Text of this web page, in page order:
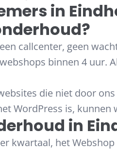
in
callcenter, geen
binnen 4 uur.
die niet door
WordPress is, kunnen
in
kwartaal, het Webshop